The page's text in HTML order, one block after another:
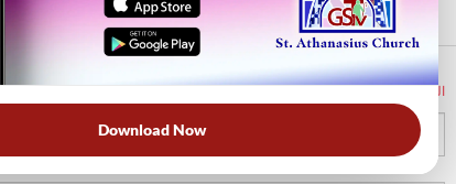
Download Now
الرئيسية